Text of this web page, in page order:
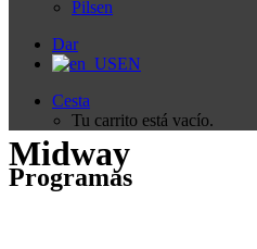
Pilsen
Dar
EN
Cesta
Tu carrito está vacío.
Midway
Programas